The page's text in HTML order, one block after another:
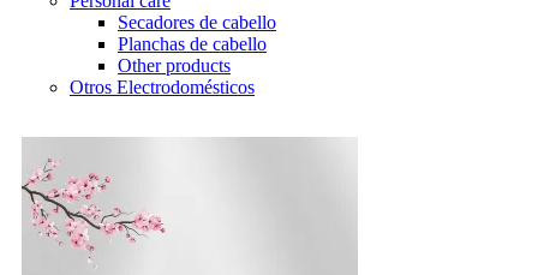
Secadores de cabello
Planchas de cabello
Other products
Otros Electrodomésticos